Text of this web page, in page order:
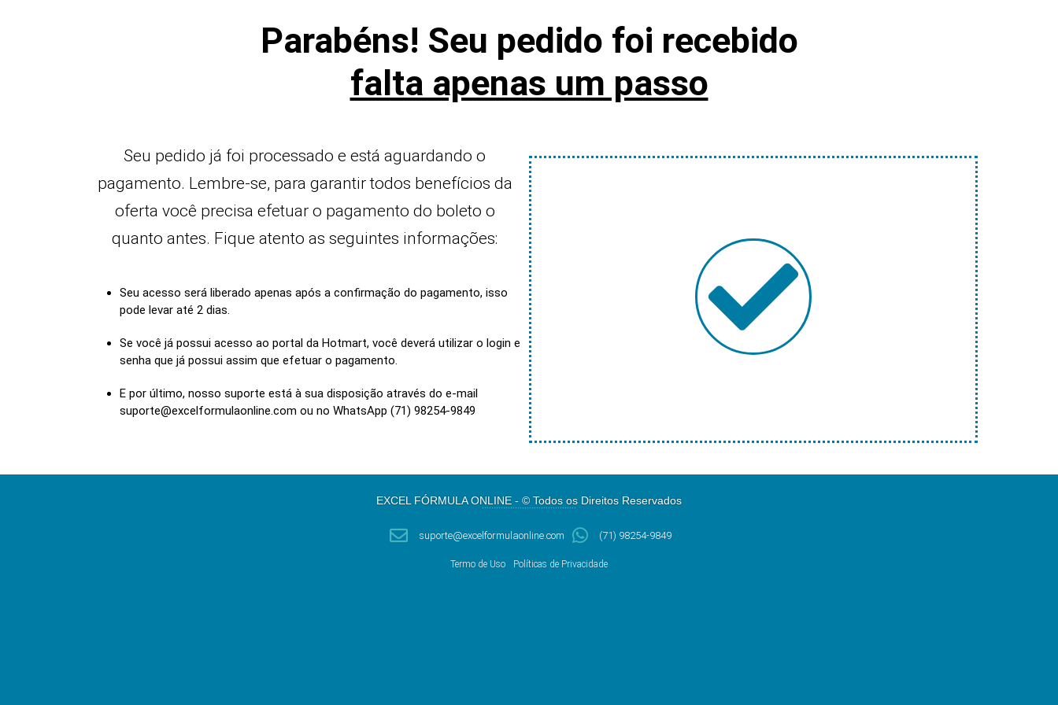
Parabéns! Seu pedido foi recebido
falta apenas um passo
Seu pedido já foi processado e está aguardando o
pagamento. Lembre-se, para garantir todos benefícios da
oferta você precisa efetuar o pagamento do boleto o
quanto antes. Fique atento as seguintes informações:
Seu acesso será liberado apenas após a confirmação do pagamento, isso
pode levar até 2 dias.
Se você já possui acesso ao portal da Hotmart, você deverá utilizar o login e
senha que já possui assim que efetuar o pagamento.
E por último, nosso suporte está à sua disposição através do e-mail
suporte@excelformulaonline.com ou no WhatsApp (71) 98254-9849
EXCEL FÓRMULA ONLINE - © Todos os Direitos Reservados
………………………………….
suporte@excelformulaonline.com (71) 98254-9849
Termo de Uso Políticas de Privacidade